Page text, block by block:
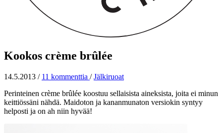
Kookos crème brûlée
14.5.2013 / 11 kommenttia / Jälkiruoat
Perinteinen crème brûlée koostuu sellaisista aineksista, joita ei minun
keittiössäni nähdä. Maidoton ja kananmunaton versiokin syntyy
helposti ja on ah niin hyvää!